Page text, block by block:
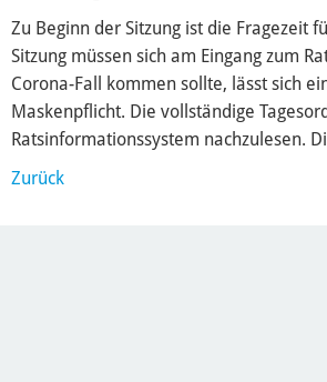
Zu Beginn der Sitzung ist die Fragezeit
Sitzung müssen sich am Eingang zum
Corona-Fall kommen sollte, lässt sich
Maskenpflicht. Die vollständige
Ratsinformationssystem nachzulesen.
Zurück